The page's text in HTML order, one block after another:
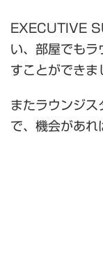
EXECUTIVE
い、部屋でもラ
すことができま
またラウンジス
で、機会があれ